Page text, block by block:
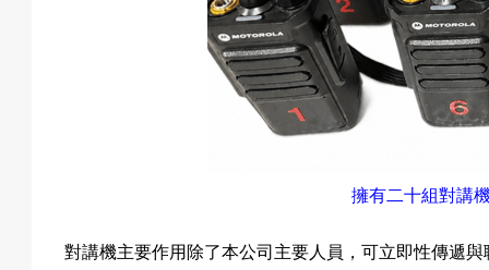
擁有二十組對講
對講機主要作用除了本公司主要人員，可立即性傳遞